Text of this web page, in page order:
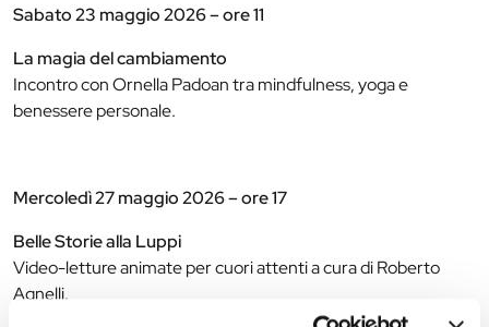
Sabato 23 maggio 2026 – ore 11
La magia del cambiamento
Incontro con Ornella Padoan tra mindfulness, yoga e
benessere personale.
Mercoledì 27 maggio 2026 – ore 17
Belle Storie alla Luppi
Video-letture animate per cuori attenti a cura di Roberto
Agnelli.